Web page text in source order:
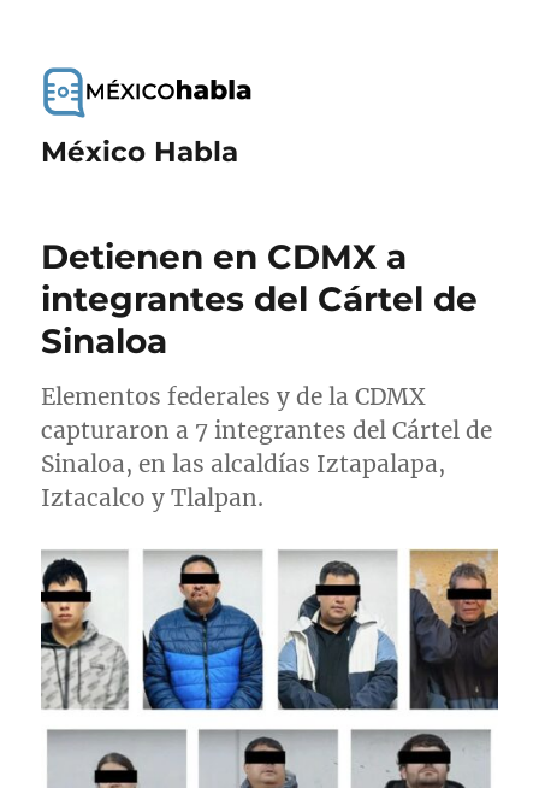
México Habla
Detienen en CDMX a
integrantes del Cártel de
Sinaloa
Elementos federales y de la CDMX
capturaron a 7 integrantes del Cártel de
Sinaloa, en las alcaldías Iztapalapa,
Iztacalco y Tlalpan.